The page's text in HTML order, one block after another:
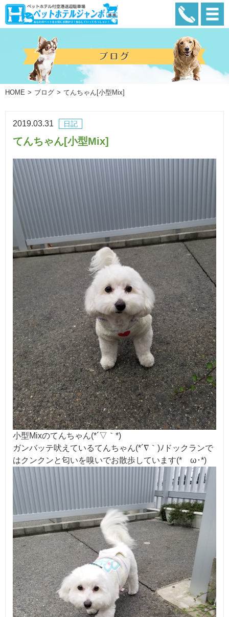
HOME ブログ てんちゃん[小型Mix]
日記
2019.03.31
てんちゃん[小型Mix]
小型Mixのてんちゃん(*´▽｀*)
ガンバッテ吠えているてんちゃん(*´∇｀)ﾉドックランで
はクンクンと匂いを嗅いでお散歩しています(*ゝω･*)